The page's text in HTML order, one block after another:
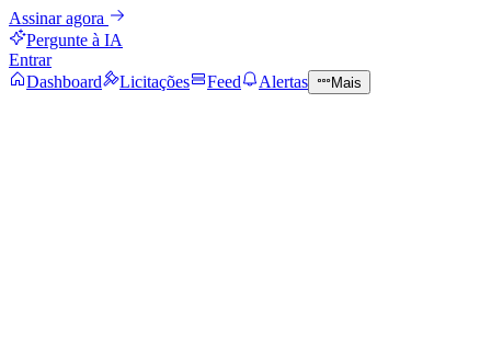
Assinar agora
Pergunte à IA
Entrar
Dashboard
Licitações Feed Alertas Mais